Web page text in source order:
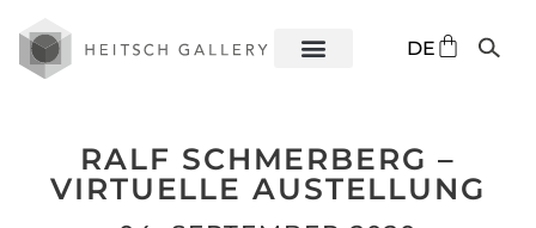
DE
ES
RALF SCHMERBERG –
VIRTUELLE AUSTELLUNG